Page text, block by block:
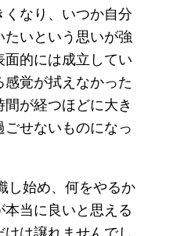
なり、いつか自分
いという思いが強
面的には成立してい
覚が拭えなかった
が経つほどに大き
ごせないものになっ
し始め、何をやるか
当に良いと思える
は譲れませんでし